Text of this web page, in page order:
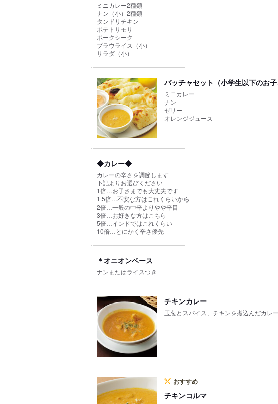
ミニカレー2種類
ナン（小）2種類
タンドリチキン
ポテトサモサ
ポークシーク
プラウライス（小）
サラダ（小）
バッチャセット（小学生以下のお子
ミニカレー
ナン
ゼリー
オレンジジュース
◆カレー◆
カレーの辛さを調節します
下記よりお選びください
1倍…お子さまでも大丈夫です
1.5倍…不安な方はこれくらいから
2倍…一般の中辛よりやや辛目
3倍…お好きな方はこちら
5倍…インドではこれくらい
10倍…とにかく辛さ優先
＊オニオンベース
ナンまたはライスつき
チキンカレー
玉葱とスパイス、チキンを煮込んだカレー
おすすめ
チキンコルマ